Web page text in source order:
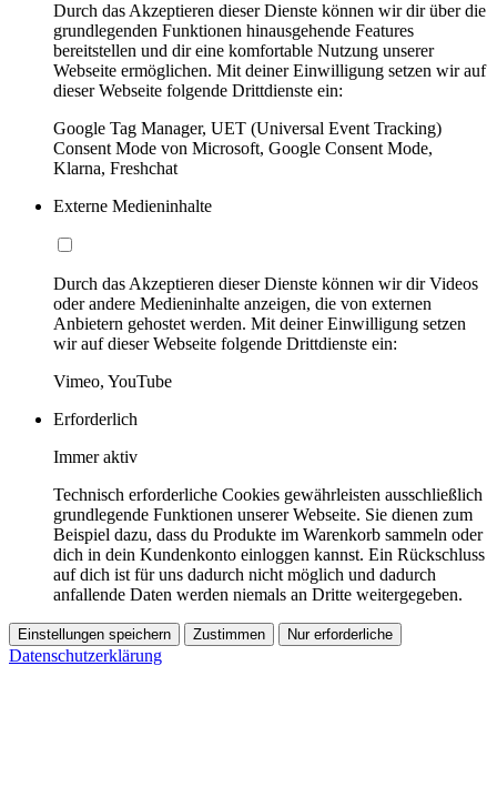
Durch das Akzeptieren dieser Dienste können wir dir über die
grundlegenden Funktionen hinausgehende Features
bereitstellen und dir eine komfortable Nutzung unserer
Webseite ermöglichen. Mit deiner Einwilligung setzen wir auf
dieser Webseite folgende Drittdienste ein:
Google Tag Manager, UET (Universal Event Tracking)
Consent Mode von Microsoft, Google Consent Mode,
Klarna, Freshchat
Externe Medieninhalte
Durch das Akzeptieren dieser Dienste können wir dir Videos
oder andere Medieninhalte anzeigen, die von externen
Anbietern gehostet werden. Mit deiner Einwilligung setzen
wir auf dieser Webseite folgende Drittdienste ein:
Vimeo, YouTube
Erforderlich
Immer aktiv
Technisch erforderliche Cookies gewährleisten ausschließlich
grundlegende Funktionen unserer Webseite. Sie dienen zum
Beispiel dazu, dass du Produkte im Warenkorb sammeln oder
dich in dein Kundenkonto einloggen kannst. Ein Rückschluss
auf dich ist für uns dadurch nicht möglich und dadurch
anfallende Daten werden niemals an Dritte weitergegeben.
Einstellungen speichern Zustimmen Nur erforderliche
Datenschutzerklärung